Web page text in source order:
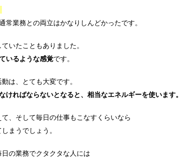
業務との両立はかなりしんどかったです。
いたこともありました。
いるような感覚です。
は、とても大変です。
ければならないとなると、相当なエネルギーを使います。
、そして毎日の仕事もこなすくらいなら
まうでしょう。
の業務でクタクタな人には